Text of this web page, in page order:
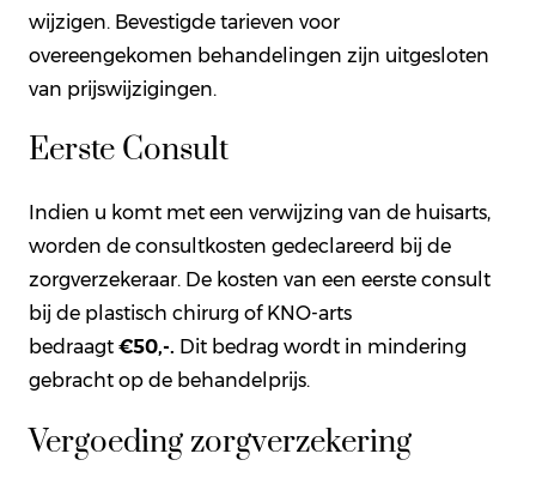
wijzigen. Bevestigde tarieven voor
overeengekomen behandelingen zijn uitgesloten
van prijswijzigingen.
Eerste Consult
Indien u komt met een verwijzing van de huisarts,
worden de consultkosten gedeclareerd bij de
zorgverzekeraar. De kosten van een eerste consult
bij de plastisch chirurg of KNO-arts
bedraagt €50,-. Dit bedrag wordt in mindering
gebracht op de behandelprijs.
Vergoeding zorgverzekering